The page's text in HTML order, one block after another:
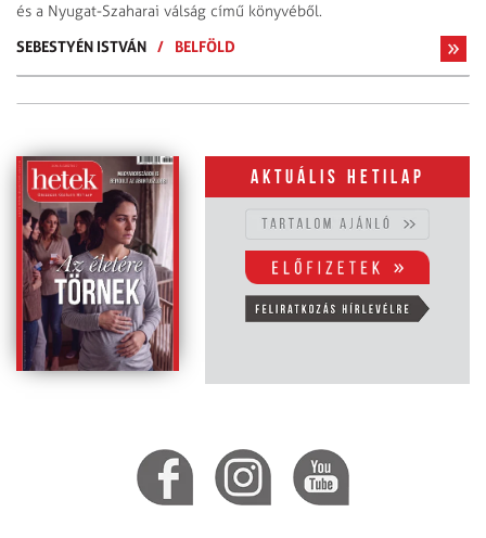
és a Nyugat-Szaharai válság című könyvéből.
SEBESTYÉN ISTVÁN / BELFÖLD
Aktuális hetilap